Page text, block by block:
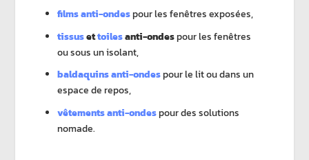
films anti-ondespour les fenêtres exposées,
tissusettoilesanti-ondespour les fenêtres
ou sous un isolant,
baldaquins anti-ondespour le lit ou dans un
espace de repos,
vêtements anti-ondespour des solutions
nomade.